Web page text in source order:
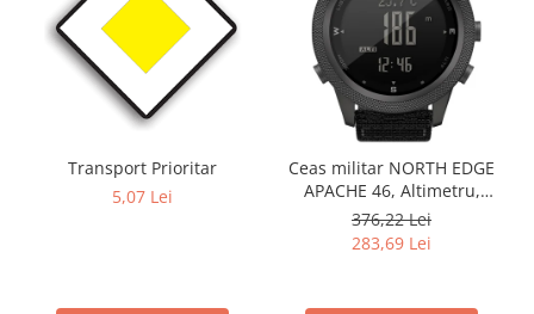
Transport Prioritar
5,07 Lei
Ceas militar NORTH EDGE
APACHE 46, Altimetru,
Barometru, Cronometru,
Termometru, Pedometru,
376,22 Lei
283,69 Lei